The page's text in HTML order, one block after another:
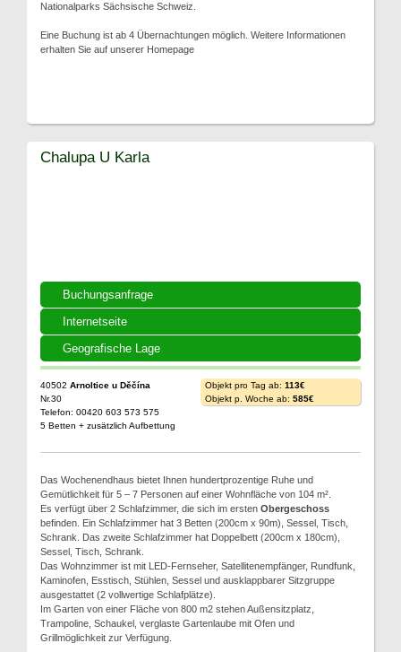
Nationalparks Sächsische Schweiz.
Eine Buchung ist ab 4 Übernachtungen möglich. Weitere Informationen
erhalten Sie auf unserer Homepage
Buchungsanfrage
Internetseite
Geografische Lage
Chalupa U Karla
40502 Arnoltice u Děčína
Nr.30
Telefon: 00420 603 573 575
5 Betten + zusätzlich Aufbettung
Objekt pro Tag ab: 113€
Objekt p. Woche ab: 585€
Das Wochenendhaus bietet Ihnen hundertprozentige Ruhe und
Gemütlichkeit für 5 – 7 Personen auf einer Wohnfläche von 104 m².
Es verfügt über 2 Schlafzimmer, die sich im ersten Obergeschoss
befinden. Ein Schlafzimmer hat 3 Betten (200cm x 90m), Sessel, Tisch,
Schrank. Das zweite Schlafzimmer hat Doppelbett (200cm x 180cm),
Sessel, Tisch, Schrank.
Das Wohnzimmer ist mit LED-Fernseher, Satellitenempfänger, Rundfunk,
Kaminofen, Esstisch, Stühlen, Sessel und ausklappbarer Sitzgruppe
ausgestattet (2 vollwertige Schlafplätze).
Im Garten von einer Fläche von 800 m2 stehen Außensitzplatz,
Trampoline, Schaukel, verglaste Gartenlaube mit Ofen und
Grillmöglichkeit zur Verfügung.